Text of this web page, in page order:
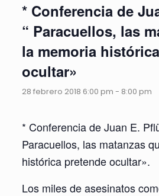
* Conferencia de
“ Paracuellos, las
la memoria
ocultar»
28 febrero 2018 6:00 pm - 8:00 pm
* Conferencia de Juan E.
Paracuellos, las matanzas
histórica pretende ocultar».
Los miles de asesinatos